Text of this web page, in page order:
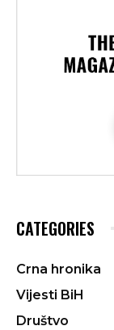
CATEGORIES
Crna hronika
Vijesti BiH
Društvo